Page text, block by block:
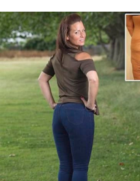
Videa
Sledujte prima+
Přihlášení
Sledujte nás